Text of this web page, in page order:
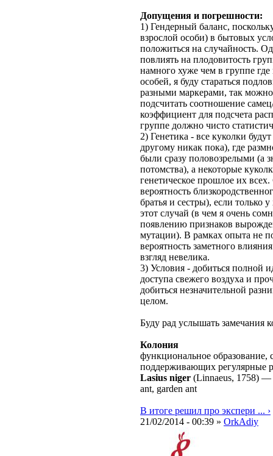
Допущения и погрешности:
1) Гендерный баланс,
взрослой особи) в бытовых
положиться на случайность.
повлиять на плодовитость
намного хуже чем в группе
особей, я буду стараться
разными маркерами, так можно
подсчитать соотношение
коэффициент для подсчета
группе должно чисто
2) Генетика - все куколки
другому никак пока), где
были сразу половозрелыми (а
потомства), а некоторые
генетическое прошлое их
вероятность
братья и сестры), если только
этот случай (в чем я очень
появлению признаков
мутации). В рамках опыта не
вероятность заметного
взгляд невелика.
3) Условия - добиться полной
доступа свежего воздуха и
добиться незначительной
целом.
Буду рад услышать замечания
Колония
функциональное образование,
поддерживающих регулярные
Lasius niger (Linnaeus, 1758) —
ant, garden ant
В итоге решил про экспери ... ›
21/02/2014 - 00:39 » OrkAdiy